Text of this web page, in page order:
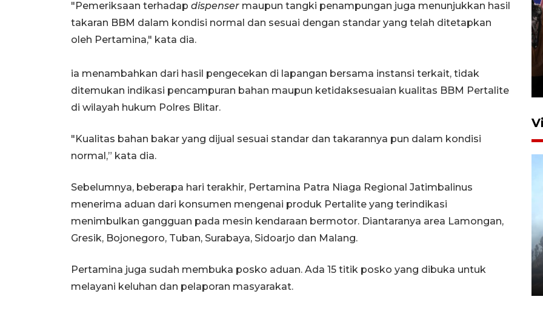
"Pemeriksaan terhadap dispenser maupun tangki penampungan juga menunjukkan hasil
takaran BBM dalam kondisi normal dan sesuai dengan standar yang telah ditetapkan
oleh Pertamina," kata dia.
ia menambahkan dari hasil pengecekan di lapangan bersama instansi terkait, tidak
ditemukan indikasi pencampuran bahan maupun ketidaksesuaian kualitas BBM Pertalite
di wilayah hukum Polres Blitar.
"Kualitas bahan bakar yang dijual sesuai standar dan takarannya pun dalam kondisi
normal,” kata dia.
Sebelumnya, beberapa hari terakhir, Pertamina Patra Niaga Regional Jatimbalinus
menerima aduan dari konsumen mengenai produk Pertalite yang terindikasi
menimbulkan gangguan pada mesin kendaraan bermotor. Diantaranya area Lamongan,
Gresik, Bojonegoro, Tuban, Surabaya, Sidoarjo dan Malang.
Pertamina juga sudah membuka posko aduan. Ada 15 titik posko yang dibuka untuk
melayani keluhan dan pelaporan masyarakat.
Presiden 2026
BPBD Jatim kerahkan "Drone
kebakaran Bromo